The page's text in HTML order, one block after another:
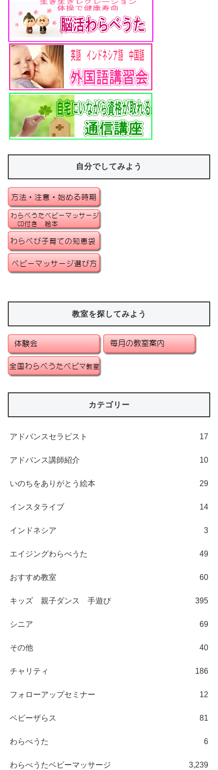
自分でしてみよう
教室を探してみよう
カテゴリー
アドバンスセラピスト 17
アドバンス講師紹介 10
いのちをありがとう絵本 29
インスタライブ 14
インドネシア 3
エイジングわらべうた 49
おすすめ教室 60
キッズ 親子ダンス 手遊び 395
シニア 69
その他 40
チャリティ 186
フォローアップセミナー 12
ベビーザらス 81
わらべうた 6
わらべうたベビーマッサージ 3,239